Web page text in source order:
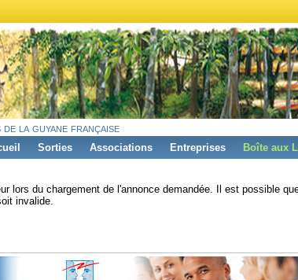
la guyane française
Sorties Associations Entreprises Boîte aux
lors du chargement de l'annonce demandée. Il est possible
invalide.